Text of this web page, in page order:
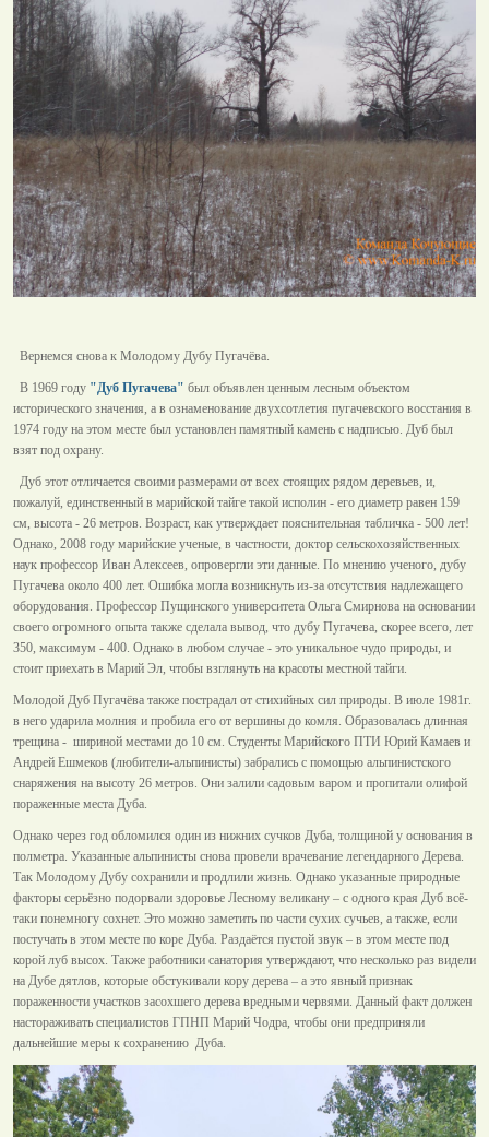
Вернемся снова к Молодому Дубу Пугачёва.
В 1969 году "Дуб Пугачева" был объявлен ценным лесным объектом
исторического значения, а в ознаменование двухсотлетия пугачевского восстания в
1974 году на этом месте был установлен памятный камень с надписью. Дуб был
взят под охрану.
Дуб этот отличается своими размерами от всех стоящих рядом деревьев, и,
пожалуй, единственный в марийской тайге такой исполин - его диаметр равен 159
см, высота - 26 метров. Возраст, как утверждает пояснительная табличка - 500 лет!
Однако, 2008 году марийские ученые, в частности, доктор сельскохозяйственных
наук профессор Иван Алексеев, опровергли эти данные. По мнению ученого, дубу
Пугачева около 400 лет. Ошибка могла возникнуть из-за отсутствия надлежащего
оборудования. Профессор Пущинского университета Ольга Смирнова на основании
своего огромного опыта также сделала вывод, что дубу Пугачева, скорее всего, лет
350, максимум - 400. Однако в любом случае - это уникальное чудо природы, и
стоит приехать в Марий Эл, чтобы взглянуть на красоты местной тайги.
Молодой Дуб Пугачёва также пострадал от стихийных сил природы. В июле 1981г.
в него ударила молния и пробила его от вершины до комля. Образовалась длинная
трещина - шириной местами до 10 см. Студенты Марийского ПТИ Юрий Камаев и
Андрей Ешмеков (любители-альпинисты) забрались с помощью альпинистского
снаряжения на высоту 26 метров. Они залили садовым варом и пропитали олифой
пораженные места Дуба.
Однако через год обломился один из нижних сучков Дуба, толщиной у основания в
полметра. Указанные альпинисты снова провели врачевание легендарного Дерева.
Так Молодому Дубу сохранили и продлили жизнь. Однако указанные природные
факторы серьёзно подорвали здоровье Лесному великану – с одного края Дуб всё-
таки понемногу сохнет. Это можно заметить по части сухих сучьев, а также, если
постучать в этом месте по коре Дуба. Раздаётся пустой звук – в этом месте под
корой луб высох. Также работники санатория утверждают, что несколько раз видели
на Дубе дятлов, которые обстукивали кору дерева – а это явный признак
пораженности участков засохшего дерева вредными червями. Данный факт должен
настораживать специалистов ГПНП Марий Чодра, чтобы они предприняли
дальнейшие меры к сохранению Дуба.